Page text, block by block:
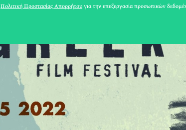
Πολιτική Προστασίας Απορρήτου για την επεξεργασία προσωπικών